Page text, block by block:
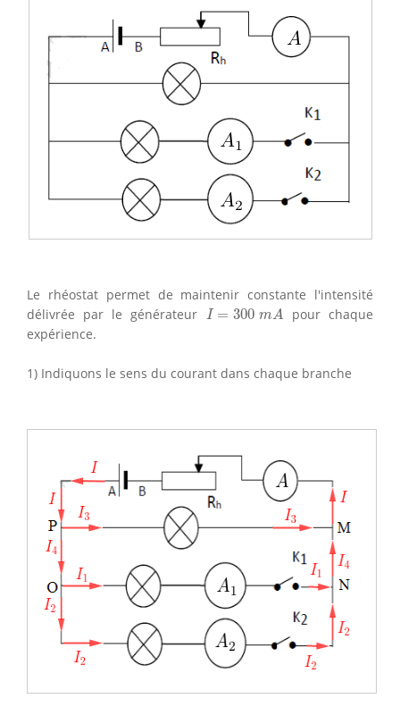
Le rhéostat permet de maintenir constante l'intensité
délivrée par le générateur
I = 300 mA
I= 300mA
pour chaque
expérience.
1) Indiquons le sens du courant dans chaque branche